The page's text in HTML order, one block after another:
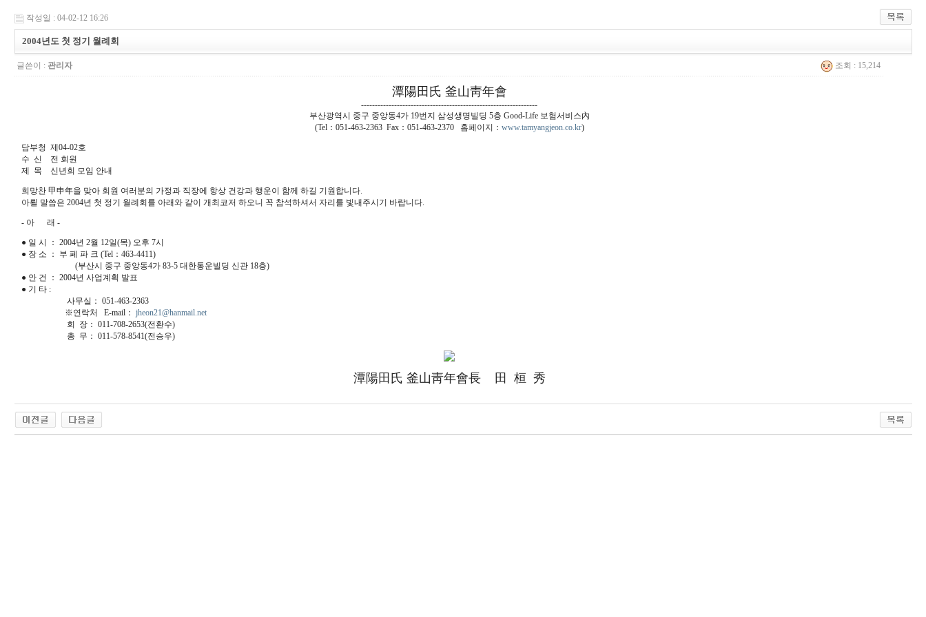
작성일 : 04-02-12 16:26
2004년도 첫 정기 월례회
글쓴이 : 관리자 조회 : 15,214
潭陽田氏 釜山靑年會
----------------------------------------------------------------
부산광역시 중구 중앙동4가 19번지 삼성생명빌딩 5층 Good-Life 보험서비스內
(Tel：051-463-2363 Fax：051-463-2370 홈페이지： www.tamyangjeon.co.kr)
담부청 제04-02호
수 신 전 회원
제 목 신년회 모임 안내
희망찬 甲申年을 맞아 회원 여러분의 가정과 직장에 항상 건강과 행운이 함께 하길 기원합니다.
아뢸 말씀은 2004년 첫 정기 월례회를 아래와 같이 개최코저 하오니 꼭 참석하셔서 자리를 빛내주시기 바랍니다.
- 아 래 -
● 일 시 ： 2004년 2월 12일(목) 오후 7시
● 장 소 ： 부 페 파 크 (Tel：463-4411)
(부산시 중구 중앙동4가 83-5 대한통운빌딩 신관 18층)
● 안 건 ： 2004년 사업계획 발표
● 기 타 :
사무실： 051-463-2363
※연락처 E-mail： jheon21@hanmail.net
회 장： 011-708-2653(전환수)
총 무： 011-578-8541(전승우)
潭陽田氏 釜山靑年會長 田 桓 秀